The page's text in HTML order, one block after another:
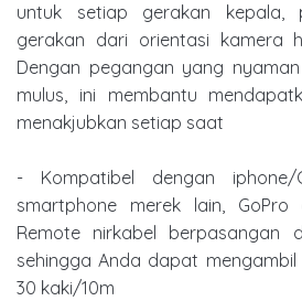
untuk setiap gerakan kepala,
gerakan dari orientasi kamera
Dengan pegangan yang
mulus, ini membantu
menakjubkan setiap saat
- Kompatibel dengan iphone/
smartphone merek lain, GoPro
Remote nirkabel berpasangan
sehingga Anda dapat
30 kaki/10m